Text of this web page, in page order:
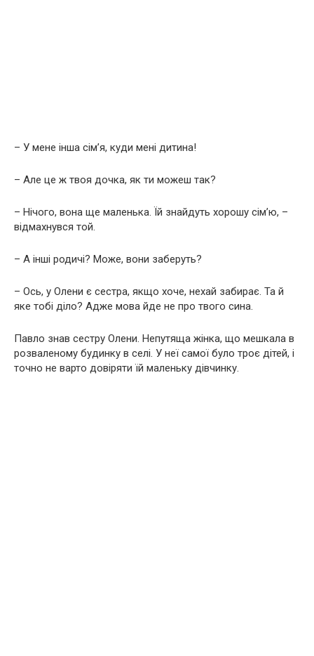
– У мене інша сім’я, куди мені дитина!
– Але це ж твоя дочка, як ти можеш так?
– Нічого, вона ще маленька. Їй знайдуть хорошу сім’ю, –
відмахнувся той.
– А інші родичі? Може, вони заберуть?
– Ось, у Олени є сестра, якщо хоче, нехай забирає. Та й
яке тобі діло? Адже мова йде не про твого сина.
Павло знав сестру Олени. Непутяща жінка, що мешкала в
розваленому будинку в селі. У неї самої було троє дітей, і
точно не варто довіряти їй маленьку дівчинку.